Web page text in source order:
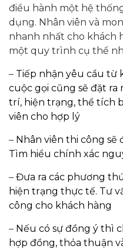
điều hành một hệ
dụng. Nhân viên và
nhanh nhất cho khách
một quy trình cụ thể
– Tiếp nhận yêu cầu từ
cuộc gọi cũng sẽ đặt ra
trí, hiện trạng, thể tích
viên cho hợp lý
– Nhân viên thi công sẽ
Tìm hiểu chính xác
– Đưa ra các phương
hiện trạng thực tế. Tư
công cho khách hàng
– Nếu có sự đồng ý thì
hợp đồng, thỏa thuận